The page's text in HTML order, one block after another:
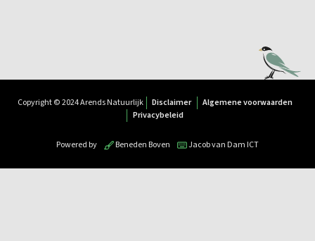
Copyright © 2024 Arends Natuurlijk Disclaimer
Algemene voorwaarden
Privacybeleid
Powered by Beneden Boven Jacob van Dam ICT